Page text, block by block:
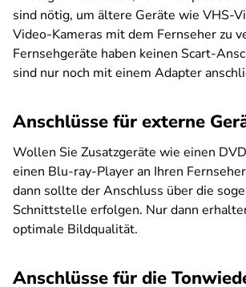
sind nötig, um ältere Geräte wie VHS-
Video-Kameras mit dem Fernseher zu
Fernsehgeräte haben keinen Scart-
sind nur noch mit einem Adapter
Anschlüsse für externe
Wollen Sie Zusatzgeräte wie einen
einen Blu-ray-Player an Ihren
dann sollte der Anschluss über die
Schnittstelle erfolgen. Nur dann
optimale Bildqualität.
Anschlüsse für die